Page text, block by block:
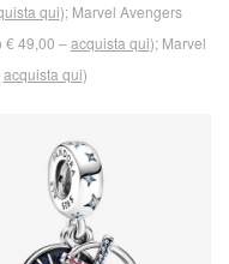
qui); Marvel Avengers
€ 49,00 –acquista qui); Marvel
acquista qui)